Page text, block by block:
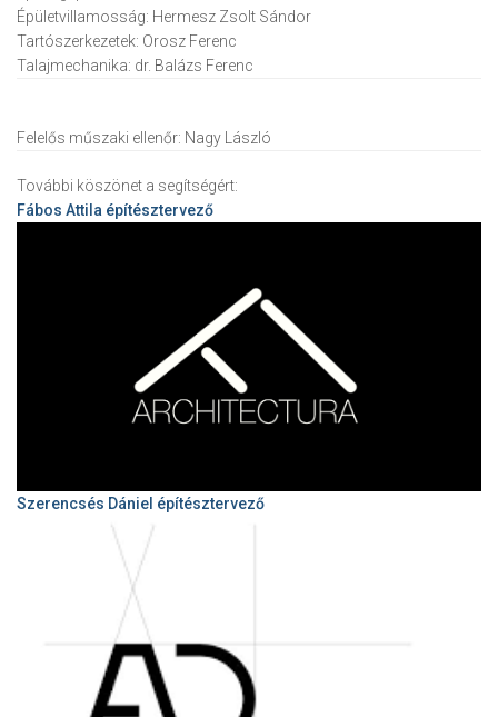
Épületvillamosság: Hermesz Zsolt Sándor
Tartószerkezetek: Orosz Ferenc
Talajmechanika: dr. Balázs Ferenc
Felelős műszaki ellenőr: Nagy László
További köszönet a segítségért:
Fábos Attila építésztervező
Szerencsés Dániel építésztervező